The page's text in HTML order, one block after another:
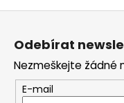
Z
Odebírat
Nezmeškejte žádné
E-mail